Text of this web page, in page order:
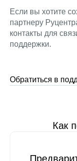
Если вы хотите
партнеру
контакты для
поддержки.
Обратиться в
Как